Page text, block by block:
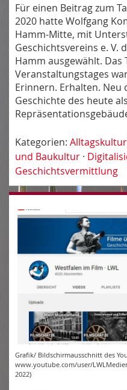
Für einen Beitrag zum
2020 hatte Wolfgang
Hamm-Mitte, mit
Geschichtsvereins e. V.
Hamm ausgewählt.
Veranstaltungstages
Erinnern. Erhalten. Neu
Geschichte des heute
Kategorien:
und Baukultur ·
Geschichtsvermittlung
Grafik/ Bildschirmausschnitt des
www.youtube.com/user/
2022)